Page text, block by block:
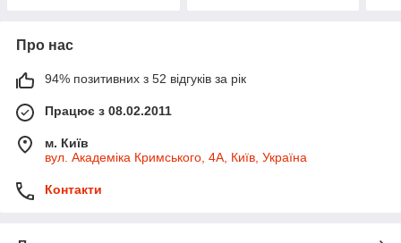
Про нас
94% позитивних з 52 відгуків за рік
Працює з 08.02.2011
м. Київ
вул. Академіка Кримського, 4А, Київ, Україна
Контакти